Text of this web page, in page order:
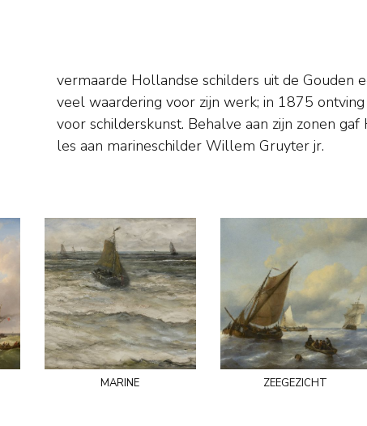
les aan marineschilder Willem Gruyter jr.
marine zeegezicht